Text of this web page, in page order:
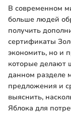
В современном
больше людей
получить
сертификаты
экономить, но и
которые делают
данном разделе
предложения и
выяснить,
Яблока для